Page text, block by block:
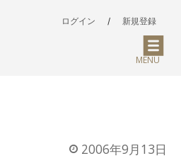
ログイン / 新規登録
MENU
2006年9月13日